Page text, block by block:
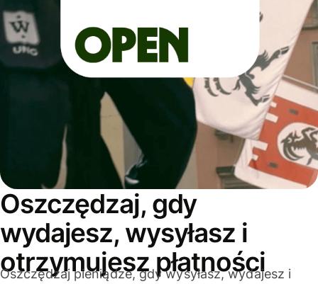
Oszczędzaj, gdy
wydajesz, wysyłasz i
otrzymujesz płatności
Oszczędzaj pieniądze, gdy wysyłasz, wydajesz i